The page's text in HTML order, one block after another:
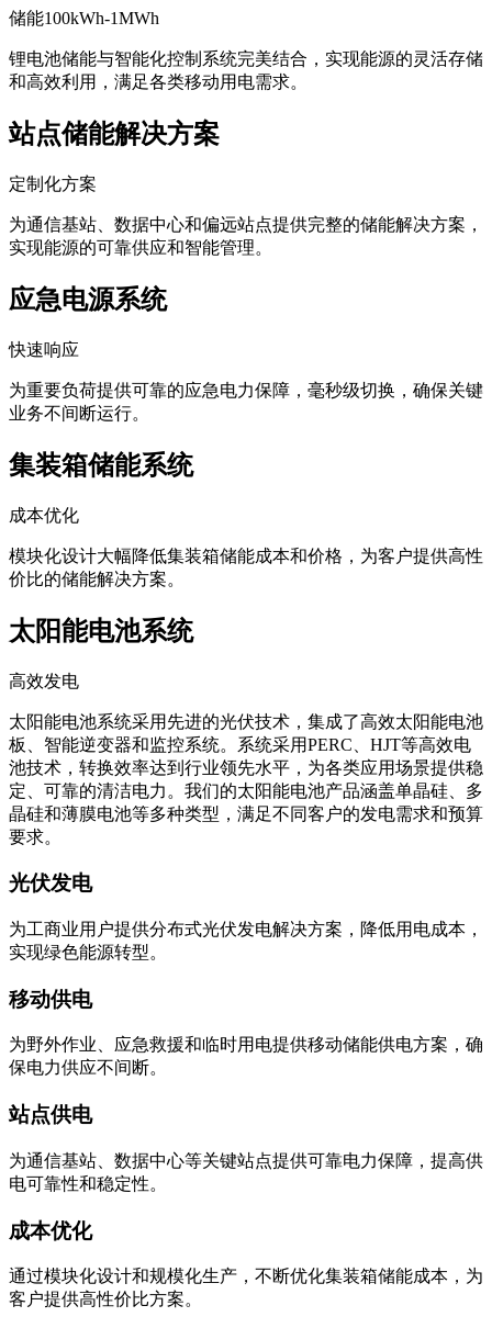
储能100kWh-1MWh
锂电池储能与智能化控制系统完美结合，实现能源的灵活存储
和高效利用，满足各类移动用电需求。
站点储能解决方案
定制化方案
为通信基站、数据中心和偏远站点提供完整的储能解决方案，
实现能源的可靠供应和智能管理。
应急电源系统
快速响应
为重要负荷提供可靠的应急电力保障，毫秒级切换，确保关键
业务不间断运行。
集装箱储能系统
成本优化
模块化设计大幅降低集装箱储能成本和价格，为客户提供高性
价比的储能解决方案。
太阳能电池系统
高效发电
太阳能电池系统采用先进的光伏技术，集成了高效太阳能电池
板、智能逆变器和监控系统。系统采用PERC、HJT等高效电
池技术，转换效率达到行业领先水平，为各类应用场景提供稳
定、可靠的清洁电力。我们的太阳能电池产品涵盖单晶硅、多
晶硅和薄膜电池等多种类型，满足不同客户的发电需求和预算
要求。
光伏发电
为工商业用户提供分布式光伏发电解决方案，降低用电成本，
实现绿色能源转型。
移动供电
为野外作业、应急救援和临时用电提供移动储能供电方案，确
保电力供应不间断。
站点供电
为通信基站、数据中心等关键站点提供可靠电力保障，提高供
电可靠性和稳定性。
成本优化
通过模块化设计和规模化生产，不断优化集装箱储能成本，为
客户提供高性价比方案。